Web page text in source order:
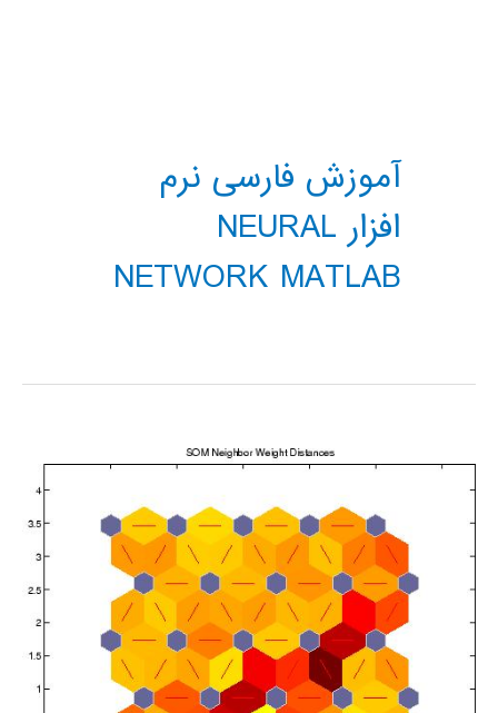
آموزش فارسی نرم
افزار NEURAL
NETWORK MATLAB